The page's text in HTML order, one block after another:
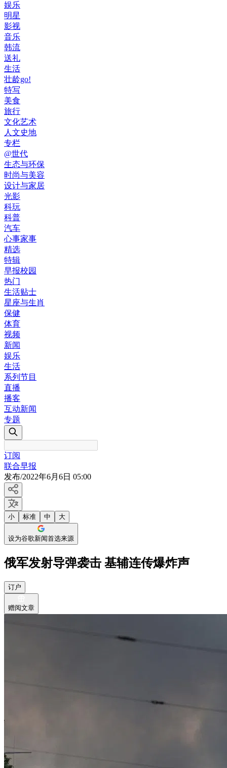
娱乐
明星
影视
音乐
韩流
送礼
生活
壮龄go!
特写
美食
旅行
文化艺术
人文史地
专栏
@世代
生态与环保
时尚与美容
设计与家居
光影
科玩
科普
汽车
心事家事
精选
特辑
早报校园
热门
生活贴士
星座与生肖
保健
体育
视频
新闻
娱乐
生活
系列节目
直播
播客
互动新闻
专题
订阅
联合早报
发布/2022年6月6日 05:00
小 标准 中 大
设为谷歌新闻首选来源
俄军发射导弹袭击 基辅连传爆炸声
订户
赠阅文章